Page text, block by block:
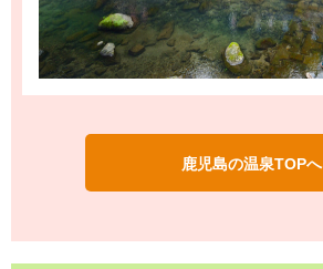
鹿児島の温泉TOPへ